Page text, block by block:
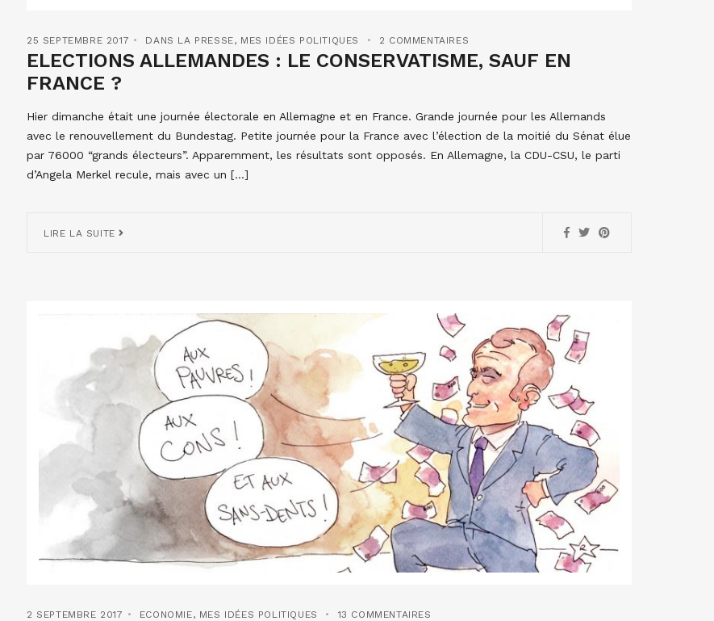
25 SEPTEMBRE 2017 DANS LA PRESSE, MES IDÉES POLITIQUES 2 COMMENTAIRES
ELECTIONS ALLEMANDES : LE CONSERVATISME, SAUF EN
FRANCE ?
Hier dimanche était une journée électorale en Allemagne et en France. Grande journée pour les Allemands
avec le renouvellement du Bundestag. Petite journée pour la France avec l’élection de la moitié du Sénat élue
par 76000 “grands électeurs”. Apparemment, les résultats sont opposés. En Allemagne, la CDU-CSU, le parti
d’Angela Merkel recule, mais avec un […]
LIRE LA SUITE
2 SEPTEMBRE 2017 ECONOMIE, MES IDÉES POLITIQUES 13 COMMENTAIRES